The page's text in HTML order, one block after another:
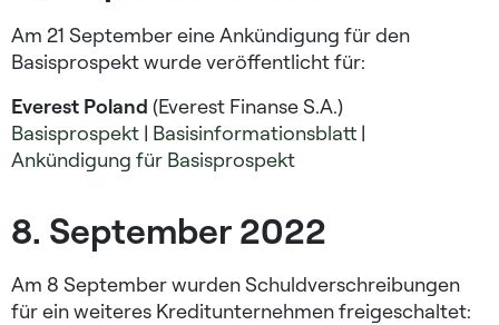
Am 21 September eine Ankündigung für den
Basisprospekt wurde veröffentlicht für:
Everest Poland (Everest Finanse S.A.)
Basisprospekt | Basisinformationsblatt |
Ankündigung für Basisprospekt
8. September 2022
Am 8 September wurden Schuldverschreibungen
für ein weiteres Kreditunternehmen freigeschaltet: